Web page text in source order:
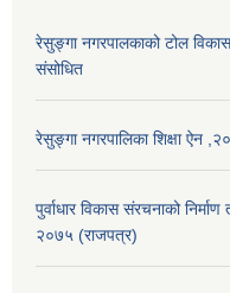
रेसुङ्गा नगरपालकाको टोल
संसोधित
रेसुङ्गा नगरपालिका शिक्षा ऐन
पुर्वाधार विकास संरचनाको
२०७५ (राजपत्र)